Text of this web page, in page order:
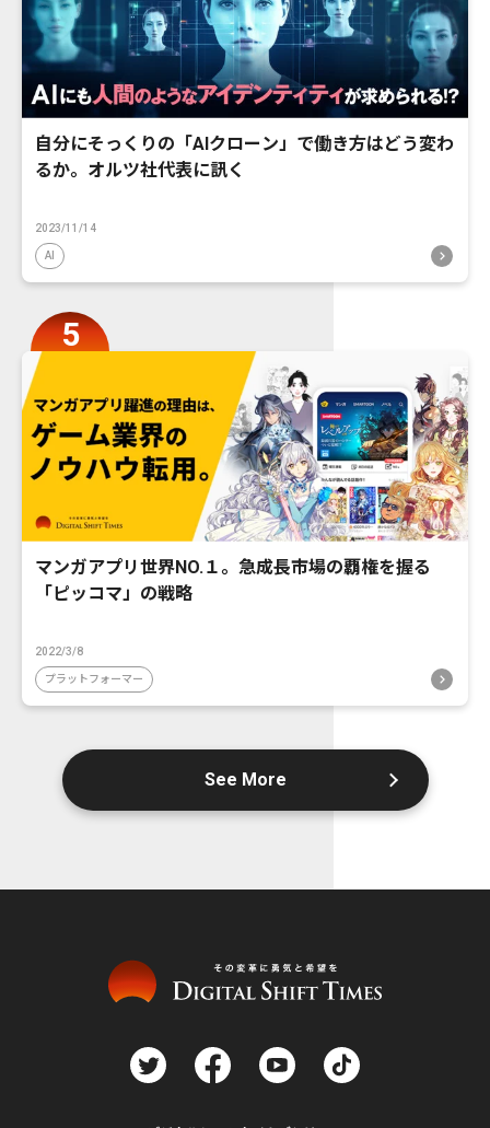
自分にそっくりの「AIクローン」で働き方はどう変わ
るか。オルツ社代表に訊く
2023/11/14
AI
マンガアプリ世界NO.１。急成長市場の覇権を握る
「ピッコマ」の戦略
2022/3/8
プラットフォーマー
See More